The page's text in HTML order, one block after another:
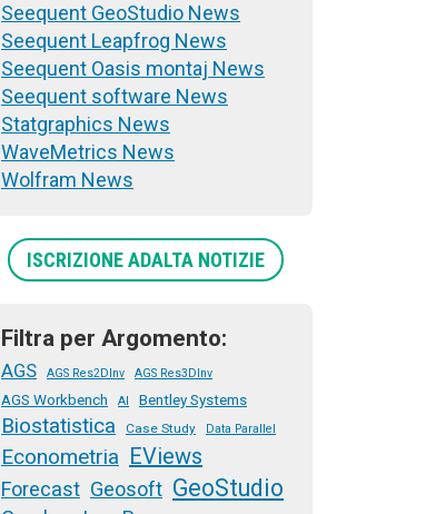
Seequent GeoStudio News
Seequent Leapfrog News
Seequent Oasis montaj News
Seequent software News
Statgraphics News
WaveMetrics News
Wolfram News
ISCRIZIONE ADALTA NOTIZIE
Filtra per Argomento:
AGS AGS Res2DInv AGS Res3DInv
AGS Workbench AI Bentley Systems
Biostatistica Case Study Data Parallel
Econometria EViews
Forecast Geosoft GeoStudio